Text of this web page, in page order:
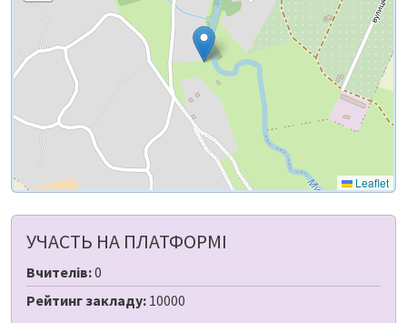
Leaflet
УЧАСТЬ НА ПЛАТФОРМІ
Вчителів:0
Рейтинг закладу: 10000